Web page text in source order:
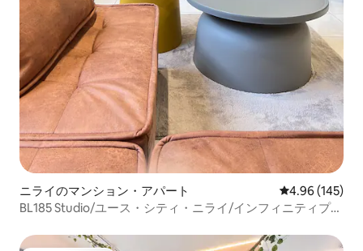
ニライのマンション・アパート レビュー145
4.96 (145)
BL185 Studio/ユース・シティ・ニライ/インフィニティプー